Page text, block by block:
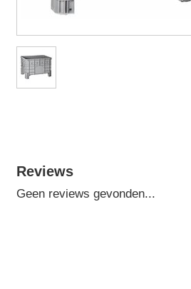
Reviews
Geen reviews gevonden...